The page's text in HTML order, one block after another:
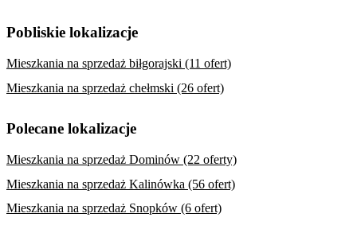
Pobliskie lokalizacje
Mieszkania na sprzedaż biłgorajski (11 ofert)
Mieszkania na sprzedaż chełmski (26 ofert)
Polecane lokalizacje
Mieszkania na sprzedaż Dominów (22 oferty)
Mieszkania na sprzedaż Kalinówka (56 ofert)
Mieszkania na sprzedaż Snopków (6 ofert)